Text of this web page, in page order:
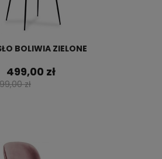
BOLIWIA ZIELONE
499,00 zł
zł